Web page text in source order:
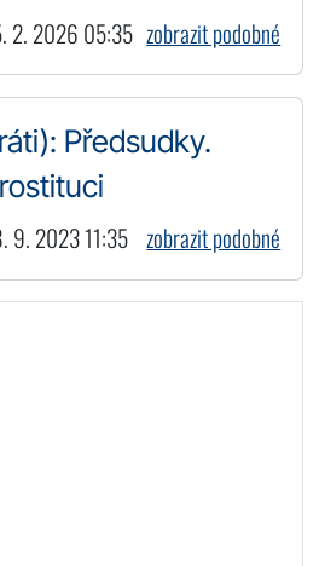
2. 2026 05:35 zobrazit podobné
Předsudky.
9. 2023 11:35 zobrazit podobné